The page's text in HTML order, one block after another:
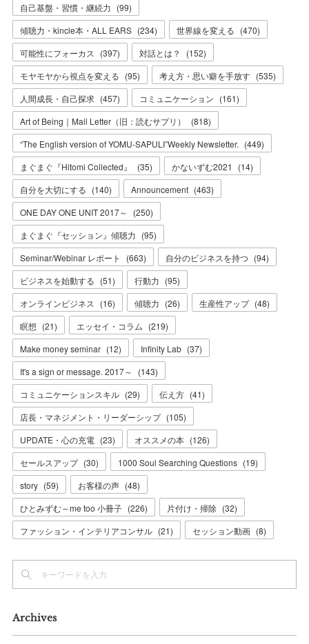
自己基盤・習慣・継続力 (99)
傾聴力・kincle本・ALL EARS (234) 世界線を変える (470)
可能性にフォーカス
(397) 対話とは？ (152)
モヤモヤから視点を変える (95) 考え方・思い癖を手放す (535)
人間成長・自己探求 (457) コミュニケーション (161)
Art of Being｜Mail Letter（旧：読むサプリ）
(818)
“The English version of YOMU-SAPULI”Weekly Newsletter. (449)
まぐまぐ『Hitomi Collected』
(35) かないずむ2021 (14)
自分を大切にする (140) Announcement (463)
ONE DAY ONE UNIT 2017～
(250)
まぐまぐ『セッション』傾聴力 (95)
Seminar/Webinar レポート
(663) 自分のビジネスを持つ (94)
ビジネスを始動する (51) 行動力 (95)
オンラインビジネス
(16) 傾聴力 (26) 生産性アップ (48)
瞑想 (21) エッセイ・コラム (219)
Make money seminar (12) Infinity Lab (37)
It's a sign or message. 2017～
(143)
コミュニケーションスキル (29) 伝え方 (41)
店長・マネジメント・リーダーシップ (105)
UPDATE・心の充電 (23) オススメの本 (126)
セールスアップ (30) 1000 Soul Searching Questions (19)
story (59) お客様の声 (48)
ひとみずむ～me too 小冊子 (226) 片付け・掃除 (32)
ファッション・インテリアコンサル (21) セッション動画 (8)
Archives